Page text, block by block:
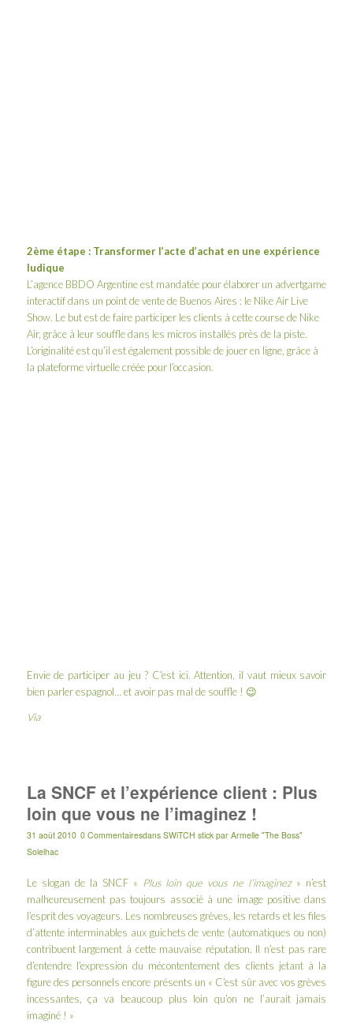
2ème étape : Transformer l’acte d’achat en une expérience
ludique
L’agence BBDO Argentine est mandatée pour élabo­rer un advert­game
interactif dans un point de vente de Buenos Aires : le Nike Air Live
Show. Le but est de faire par­ti­ci­per les clients à cette course de Nike
Air, grâce à leur souffle dans les micros ins­tal­lés près de la piste.
L’originalité est qu’il est égale­ment pos­sible de jouer en ligne, grâce à
la pla­te­forme vir­tuelle créée pour l’occasion.
Envie de participer au jeu ? C’est ici. Attention, il vaut mieux savoir
bien parler espagnol… et avoir pas mal de souffle ! 😉
Via
La SNCF et l’expérience client : Plus
loin que vous ne l’imaginez !
31 août 2010 0 Commentairesdans SWiTCH stick par Armelle "The Boss"
Solelhac
Le slogan de la SNCF « Plus loin que vous ne l’imaginez» n’est
malheureusement pas toujours associé à une image positive dans
l’esprit des voyageurs. Les nombreuses grèves, les retards et les files
d’attente interminables aux guichets de vente (automatiques ou non)
contribuent largement à cette mauvaise réputation. Il n’est pas rare
d’entendre l’expression du mécontentement des clients jetant à la
figure des personnels encore présents un « C’est sûr avec vos grèves
incessantes, ça va beaucoup plus loin qu’on ne l’aurait jamais
imaginé ! »